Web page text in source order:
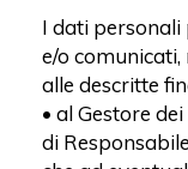
I dati personali
e/o
alle descritte
• al Gestore
di